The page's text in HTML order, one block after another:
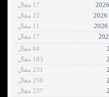
17 مقال
22 مقال
11 مقال
17 مقال
84 مقال
183 مقال
231 مقال
258 مقال
237 مقال